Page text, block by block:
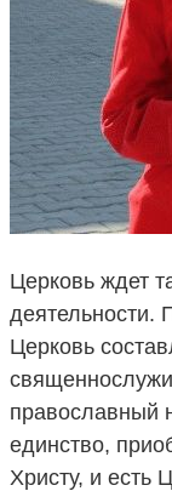
Церковь ждет
деятельности.
Церковь
православный
единство,
Христу, и есть